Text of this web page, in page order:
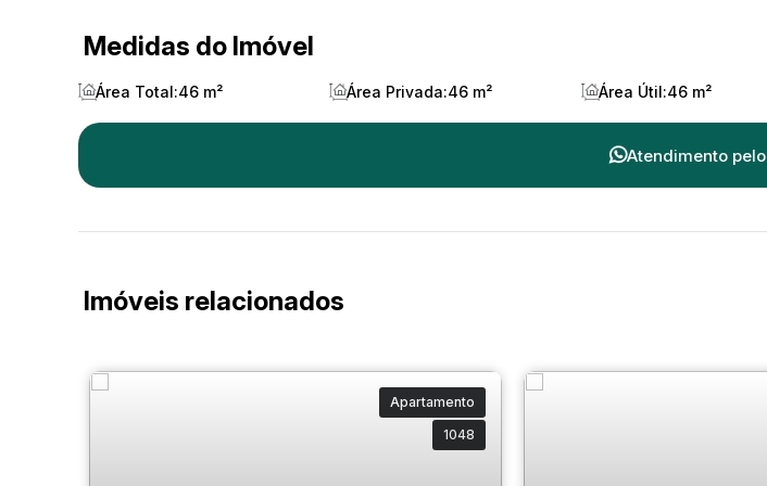
Medidas do Imóvel
Área Total:46 m² Área Privada:46 m² Área Útil:46 m²
Atendimento pelo
Imóveis relacionados
Apartamento
1048